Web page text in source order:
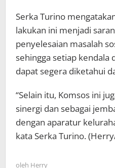
Serka Turino
lakukan ini menjadi
penyelesaian masalah
sehingga setiap kendala
dapat segera diketahui
“Selain itu, Komsos ini
sinergi dan sebagai
dengan aparatur
kata Serka Turino.
oleh Herry